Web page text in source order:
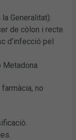
Generalitat):
de còlon i recte.
d’infecció pel
no